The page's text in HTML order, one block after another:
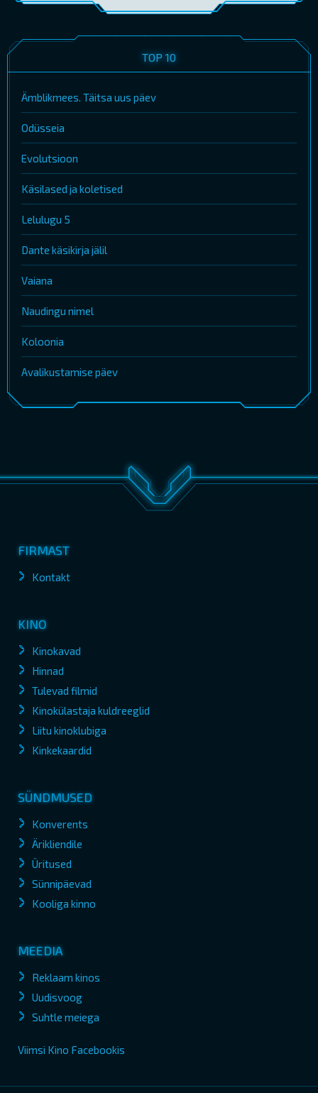
TOP 10
Ämblikmees. Täitsa uus päev
Odüsseia
Evolutsioon
Käsilased ja koletised
Lelulugu 5
Dante käsikirja jälil
Vaiana
Naudingu nimel
Koloonia
Avalikustamise päev
FIRMAST
Kontakt
KINO
Kinokavad
Hinnad
Tulevad filmid
Kinokülastaja kuldreeglid
Liitu kinoklubiga
Kinkekaardid
SÜNDMUSED
Konverents
Ärikliendile
Üritused
Sünnipäevad
Kooliga kinno
MEEDIA
Reklaam kinos
Uudisvoog
Suhtle meiega
Viimsi Kino Facebookis